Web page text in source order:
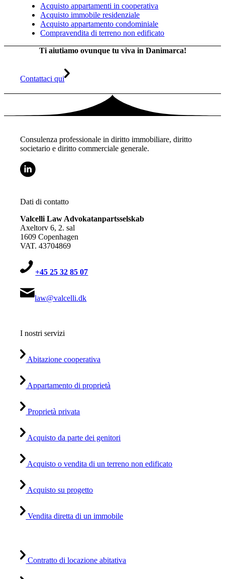
Acquisto appartamenti in cooperativa
Acquisto immobile residenziale
Acquisto appartamento condominiale
Compravendita di terreno non edificato
Ti aiutiamo ovunque tu viva in Danimarca!
Contattaci qui
Consulenza professionale in diritto immobiliare, diritto
societario e diritto commerciale generale.
Dati di contatto
Valcelli Law Advokatanpartsselskab
Axeltorv 6, 2. sal
1609 Copenhagen
VAT. 43704869
+4525 32 85 07
law@valcelli.dk
I nostri servizi
Abitazione cooperativa
Appartamento di proprietà
Proprietà privata
Acquisto da parte dei genitori
Acquisto o vendita di un terreno non edificato
Acquisto su progetto
Vendita diretta di un immobile
Contratto di locazione abitativa